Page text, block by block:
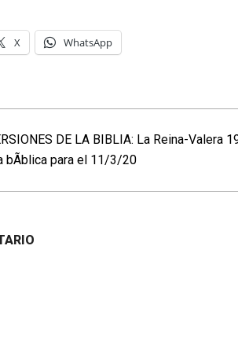
X WhatsApp
DE LA BIBLIA: La Reina-Valera
bÃ­blica para el 11/3/20